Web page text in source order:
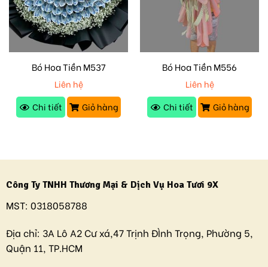
Bó Hoa Tiền M537
Liên hệ
Chi tiết
Giỏ hàng
Bó Hoa Tiền M556
Liên hệ
Chi tiết
Giỏ hàng
Công Ty TNHH Thương Mại & Dịch Vụ Hoa Tươi 9X
MST: 0318058788
Địa chỉ: 3A Lô A2 Cư xá,47 Trịnh ĐÌnh Trọng, Phường 5,
Quận 11, TP.HCM